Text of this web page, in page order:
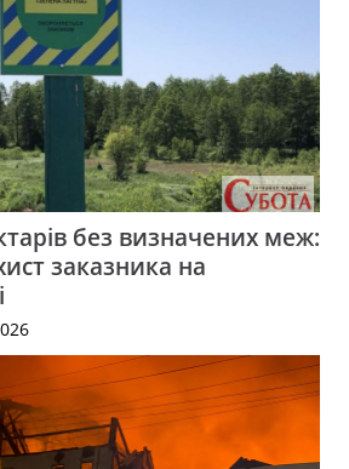
без визначених меж:
заказника на